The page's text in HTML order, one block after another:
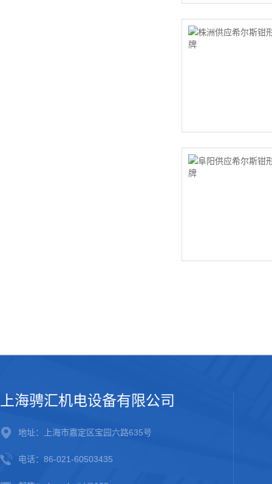
上海骋汇机电设备有限公司
地址：上海市嘉定区宝园六路635号
电话：86-021-60503435